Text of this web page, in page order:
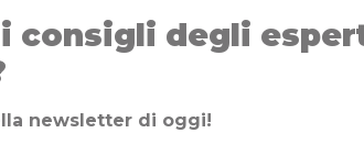
consigli degli
newsletter di oggi!